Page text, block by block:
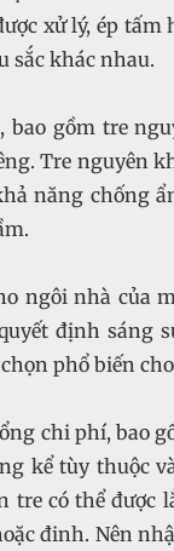
xử lý, ép tấm
sắc khác nhau.
bao gồm tre
Tre nguyên
năng chống
ngôi nhà của
định sáng
phổ biến
chi phí, bao
kể tùy thuộc
tre có thể
đinh. Nên